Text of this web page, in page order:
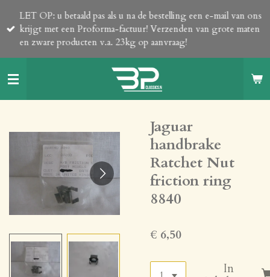
direct
LET OP: u betaald pas als u na de bestelling een e-mail van ons
krijgt met een Proforma-factuur! Verzenden van grote maten
en zware producten v.a. 23kg op aanvraag!
Jaguar
handbrake
Ratchet Nut
friction ring
8840
€ 6,50
In